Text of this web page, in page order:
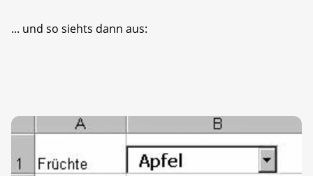
... und so siehts dann aus: